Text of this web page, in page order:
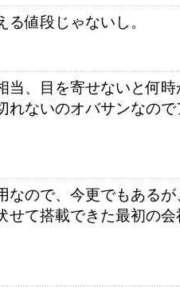
値段じゃないし。
当、目を寄せないと何
ないのオバサンなので
なので、今更でもある
て搭載できた最初の会